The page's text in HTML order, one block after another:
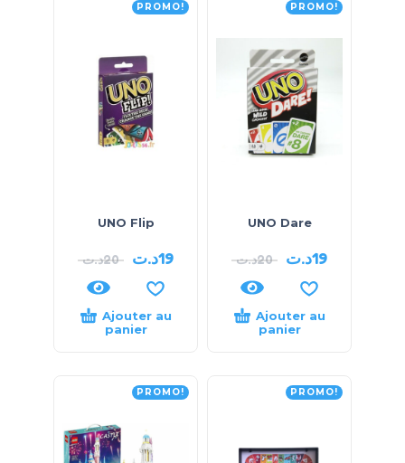
PROMO!
UNO Flip
20د.ت 19د.ت
Ajouter au
panier
PROMO!
UNO Dare
20د.ت 19د.ت
Ajouter au
panier
PROMO! PROMO!